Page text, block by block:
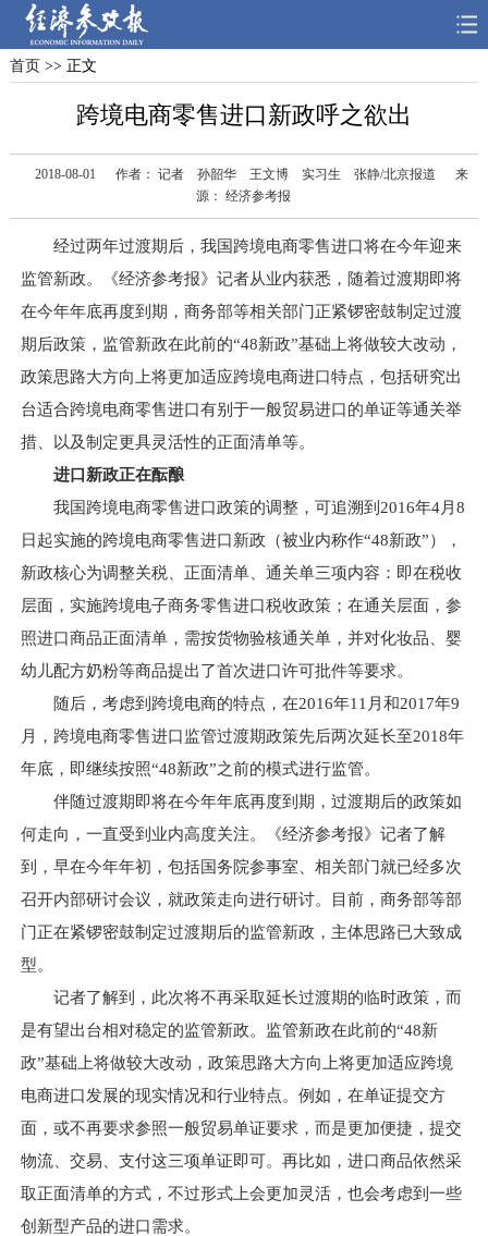
首页 深度 思想
首页 >> 正文
跨境电商零售进口新政呼之欲出
2018-08-01 作者： 记者 孙韶华 王文博 实习生 张静/北京报道
来
源： 经济参考报
经过两年过渡期后，我国跨境电商零售进口将在今年迎来
监管新政。《经济参考报》记者从业内获悉，随着过渡期即将
在今年年底再度到期，商务部等相关部门正紧锣密鼓制定过渡
期后政策，监管新政在此前的“48新政”基础上将做较大改动，
政策思路大方向上将更加适应跨境电商进口特点，包括研究出
台适合跨境电商零售进口有别于一般贸易进口的单证等通关举
措、以及制定更具灵活性的正面清单等。
进口新政正在酝酿
我国跨境电商零售进口政策的调整，可追溯到2016年4月8
日起实施的跨境电商零售进口新政（被业内称作“48新政”），
新政核心为调整关税、正面清单、通关单三项内容：即在税收
层面，实施跨境电子商务零售进口税收政策；在通关层面，参
照进口商品正面清单，需按货物验核通关单，并对化妆品、婴
幼儿配方奶粉等商品提出了首次进口许可批件等要求。
随后，考虑到跨境电商的特点，在2016年11月和2017年9
月，跨境电商零售进口监管过渡期政策先后两次延长至2018年
年底，即继续按照“48新政”之前的模式进行监管。
伴随过渡期即将在今年年底再度到期，过渡期后的政策如
何走向，一直受到业内高度关注。《经济参考报》记者了解
到，早在今年年初，包括国务院参事室、相关部门就已经多次
召开内部研讨会议，就政策走向进行研讨。目前，商务部等部
门正在紧锣密鼓制定过渡期后的监管新政，主体思路已大致成
型。
记者了解到，此次将不再采取延长过渡期的临时政策，而
是有望出台相对稳定的监管新政。监管新政在此前的“48新
政”基础上将做较大改动，政策思路大方向上将更加适应跨境
电商进口发展的现实情况和行业特点。例如，在单证提交方
面，或不再要求参照一般贸易单证要求，而是更加便捷，提交
物流、交易、支付这三项单证即可。再比如，进口商品依然采
取正面清单的方式，不过形式上会更加灵活，也会考虑到一些
创新型产品的进口需求。